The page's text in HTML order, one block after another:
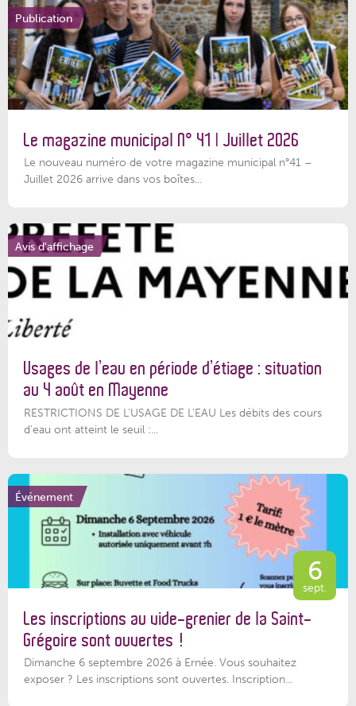
Publication
Le magazine municipal N° 41 | Juillet 2026
Le nouveau numéro de votre magazine municipal n°41 –
Juillet 2026 arrive dans vos boîtes...
Avis d'affichage
Usages de l’eau en période d’étiage : situation
au 4 août en Mayenne
RESTRICTIONS DE L’USAGE DE L’EAU Les débits des cours
d'eau ont atteint le seuil :...
Événement
6
sept.
Les inscriptions au vide-grenier de la Saint-
Grégoire sont ouvertes !
Dimanche 6 septembre 2026 à Ernée. Vous souhaitez
exposer ? Les inscriptions sont ouvertes. Inscription...